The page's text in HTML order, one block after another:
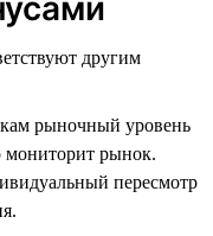
другим
рыночный уровень
мониторит рынок.
пересмотр